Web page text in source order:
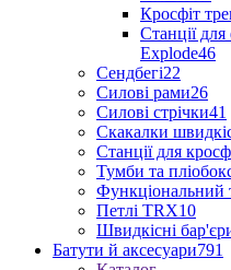
Кросфіт
Станції
Explode46
Сендбегі22
Силові рами26
Силові стрічки41
Скакалки
Станції для
Тумби та
Функціональний
Петлі TRX10
Швидкісні
Батути й аксесуари791